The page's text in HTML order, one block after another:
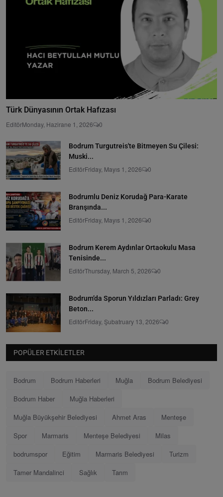
Türk Dünyasının Ortak Hafızası
EditörMonday, Hazirane 1, 2026 0
Bodrum Turgutreis'te Bitmeyen Su Çilesi:
Muski...
EditörFriday, Mayıs 1, 2026 0
Bodrumlu Deniz Korudağ Para-Karate
Branşında...
EditörFriday, Mayıs 1, 2026 0
Bodrum Kerem Aydınlar Ortaokulu Masa
Tenisinde...
EditörThursday, March 5, 2026 0
Bodrum’da Sporun Yıldızları Parladı: Grey
Beton...
EditörFriday, Şubatruary 13, 2026 0
POPÜLER ETKILETLER
Bodrum Bodrum Haberleri Muğla
Bodrum Belediyesi
Bodrum Haber
Muğla Haberleri
Muğla Büyükşehir Belediyesi
Ahmet Aras
Menteşe
Spor
Marmaris Menteşe Belediyesi
Milas
bodrumspor
Eğitim Marmaris Belediyesi
Turizm
Tamer Mandalinci
Sağlık Tarım